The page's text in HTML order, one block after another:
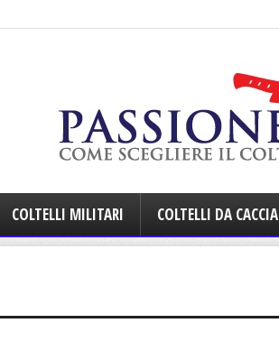
COLTELLI MILITARI COLTELLI DA CACCIA